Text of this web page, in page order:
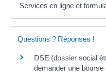
Services en ligne et
Questions ? Réponses !
DSE (dossier social
demander une